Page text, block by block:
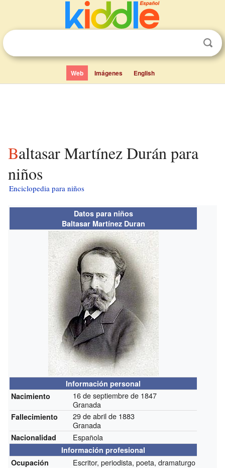
Web Imágenes English
Baltasar Martínez Durán para
niños
Enciclopedia para niños
Datos para niños
Baltasar Martínez Duran
Información personal
Nacimiento
16 de septiembre de 1847
Granada
Fallecimiento
29 de abril de 1883
Granada
Nacionalidad Española
Información profesional
Ocupación
Escritor, periodista, poeta, dramaturgo